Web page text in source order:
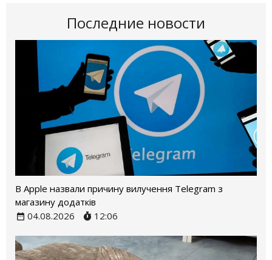
Последние новости
В Apple назвали причину вилучення Telegram з
магазину додатків
04.08.2026
12:06